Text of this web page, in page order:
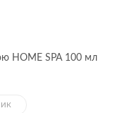
HOME SPA 100 мл